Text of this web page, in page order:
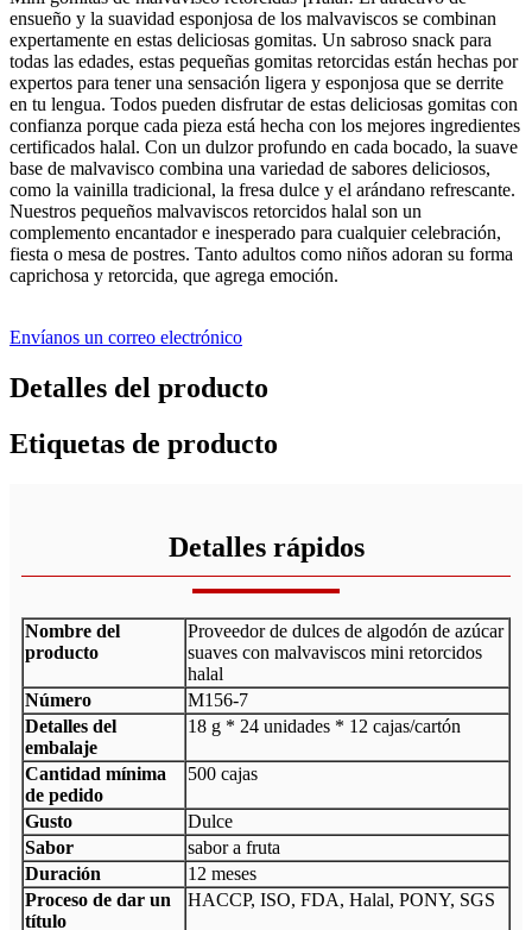
ensueño y la suavidad esponjosa de los malvaviscos se combinan
expertamente en estas deliciosas gomitas. Un sabroso snack para
todas las edades, estas pequeñas gomitas retorcidas están hechas por
expertos para tener una sensación ligera y esponjosa que se derrite
en tu lengua. Todos pueden disfrutar de estas deliciosas gomitas con
confianza porque cada pieza está hecha con los mejores ingredientes
certificados halal. Con un dulzor profundo en cada bocado, la suave
base de malvavisco combina una variedad de sabores deliciosos,
como la vainilla tradicional, la fresa dulce y el arándano refrescante.
Nuestros pequeños malvaviscos retorcidos halal son un
complemento encantador e inesperado para cualquier celebración,
fiesta o mesa de postres. Tanto adultos como niños adoran su forma
caprichosa y retorcida, que agrega emoción.
Envíanos un correo electrónico
Detalles del producto
Etiquetas de producto
Detalles rápidos
Nombre del
producto
Proveedor de dulces de algodón de azúcar
suaves con malvaviscos mini retorcidos
halal
Número
M156-7
Detalles del
embalaje
18 g * 24 unidades * 12 cajas/cartón
Cantidad mínima
de pedido
500 cajas
Gusto
Dulce
Sabor
sabor a fruta
Duración
12 meses
Proceso de dar un
título
HACCP, ISO, FDA, Halal, PONY, SGS